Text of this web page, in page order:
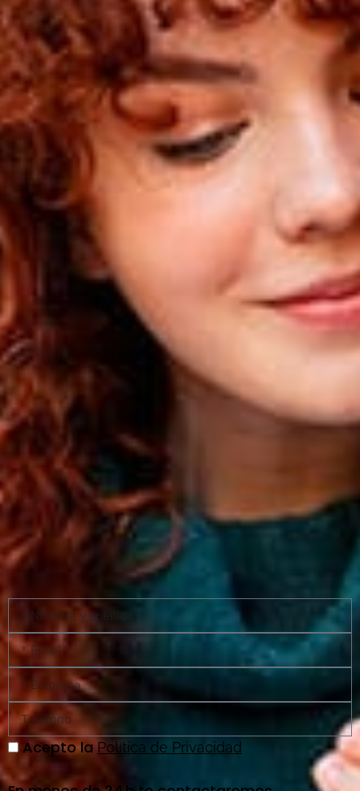
Acepto laPolítica de Privacidad